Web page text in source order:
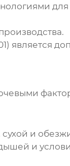
для
является
сухой и
и